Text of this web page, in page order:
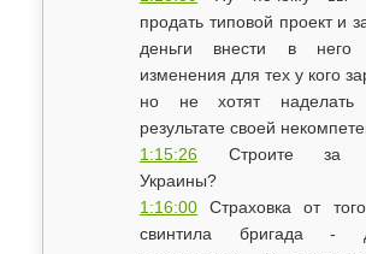
продать типовой проект и
деньги внести в него
изменения для тех у кого
но не хотят
результате своей
1:15:26 ​Строите за
Украины?
1:16:00 Страховка от
свинтила бригада -